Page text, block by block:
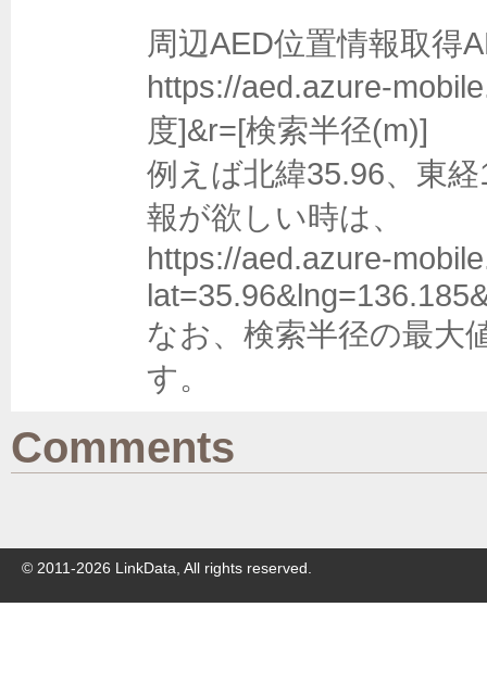
周辺AED位置情報取得
https://aed.azure-
度]&r=[検索半径(m)]
例えば北緯35.96、東
報が欲しい時は、
https://aed.azure-
なお、検索半径の最大
す。
Comments
© 2011-2026 LinkData, All rights reserved.